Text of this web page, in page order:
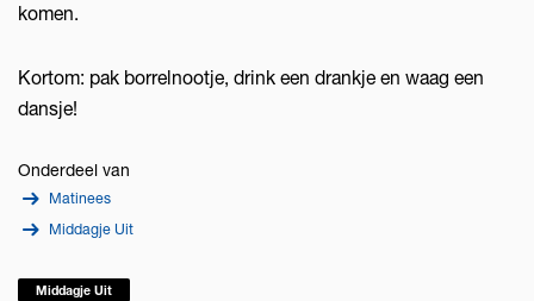
komen.
Kortom: pak borrelnootje, drink een drankje en waag een
dansje!
Onderdeel van
Matinees
Middagje Uit
Middagje Uit